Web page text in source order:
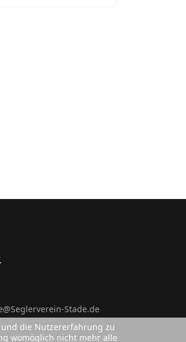
Stade.de
die Nutzererfahrung zu
womöglich nicht mehr alle